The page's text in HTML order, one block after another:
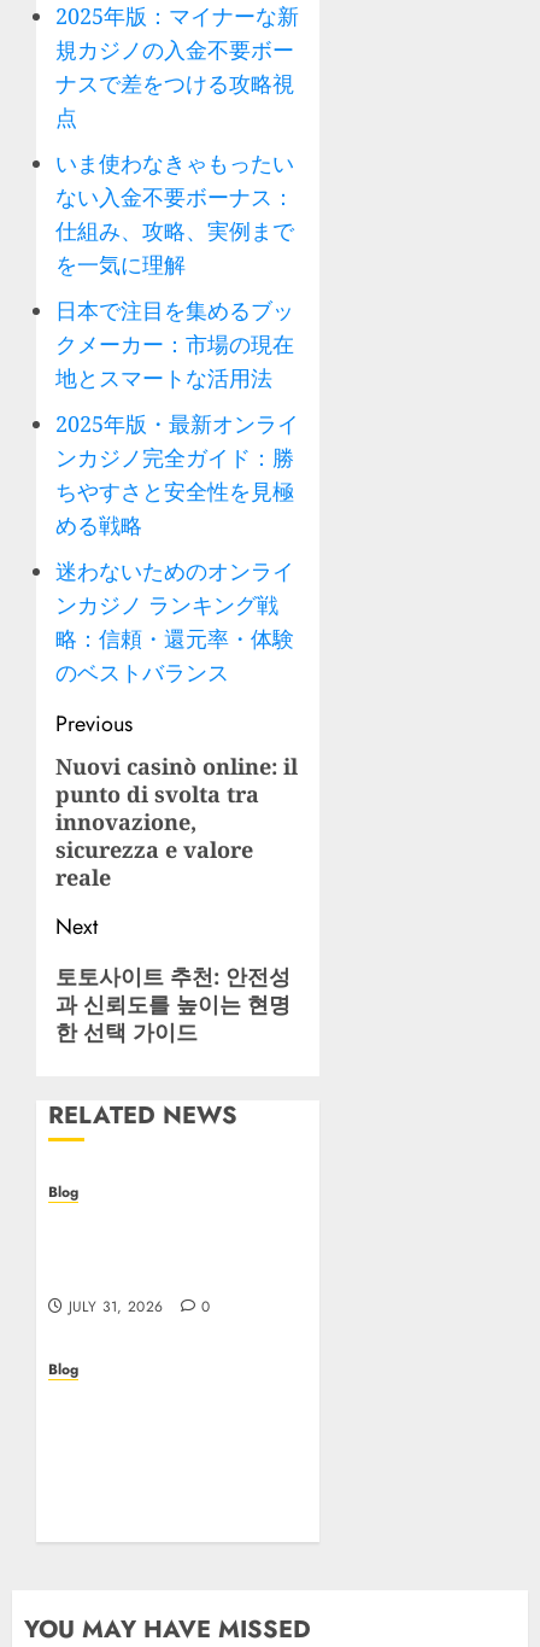
2025年版：マイナーな新
規カジノの入金不要ボー
ナスで差をつける攻略視
点
いま使わなきゃもったい
ない入金不要ボーナス：
仕組み、攻略、実例まで
を一気に理解
日本で注目を集めるブッ
クメーカー：市場の現在
地とスマートな活用法
2025年版・最新オンライ
ンカジノ完全ガイド：勝
ちやすさと安全性を見極
める戦略
迷わないためのオンライ
ンカジノ ランキング戦
略：信頼・還元率・体験
のベストバランス
Post
navigation
Previous
Previous
post:
Nuovi casinò online: il
punto di svolta tra
innovazione,
sicurezza e valore
reale
Next
Next
post:
토토사이트 추천: 안전성
과 신뢰도를 높이는 현명
한 선택 가이드
RELATED NEWS
Blog
JULY 31, 2026 0
Blog
JULY 26, 2026 0
YOU MAY HAVE MISSED